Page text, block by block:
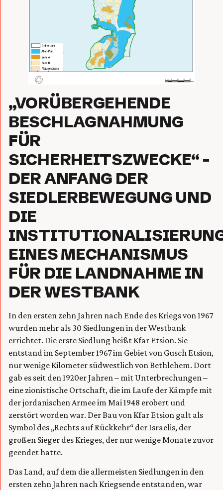
„VORÜBERGEHENDE
BESCHLAGNAHMUNG
FÜR
SICHERHEITSZWECKE“ –
DER ANFANG DER
SIEDLERBEWEGUNG UND
DIE
EINES MECHANISMUS
FÜR DIE LANDNAHME IN
DER WESTBANK
In den ersten zehn Jahren nach Ende des Kriegs von 1967
wurden mehr als 30 Siedlungen in der Westbank
errichtet. Die erste Siedlung heißt Kfar Etsion. Sie
entstand im September 1967 im Gebiet von Gusch Etsion,
nur wenige Kilometer südwestlich von Bethlehem. Dort
gab es seit den 1920er Jahren – mit Unterbrechungen –
eine zionistische Ortschaft, die im Laufe der Kämpfe mit
der jordanischen Armee im Mai 1948 erobert und
zerstört worden war. Der Bau von Kfar Etsion galt als
Symbol des „Rechts auf Rückkehr“ der Israelis, der
großen Sieger des Krieges, der nur wenige Monate zuvor
geendet hatte.
Das Land, auf dem die allermeisten Siedlungen in den
ersten zehn Jahren nach Kriegsende entstanden, war